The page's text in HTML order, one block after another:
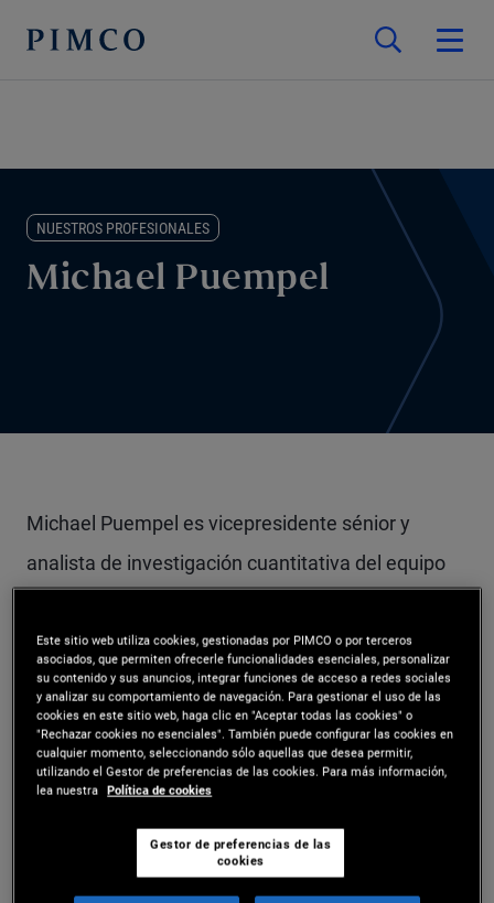
NUESTROS PROFESIONALES
Michael Puempel
Michael Puempel es vicepresidente sénior y
analista de investigación cuantitativa del equipo
PIMCO. Antes de incorporarse a PIMCO en 2025,
ocupó los puestos de estratega macroeconómico
y de divisas en Deutsche Bank, y de estratega
macroeconómico de crédito en Goldman Sachs.
Posee un doctorado, un máster y un máster en
economía de la Universidad de Yale y una
licenciatura en economía de la Universidad McGill
Este sitio web utiliza cookies, gestionadas por PIMCO o por terceros
asociados, que permiten ofrecerle funcionalidades esenciales, personalizar
su contenido y sus anuncios, integrar funciones de acceso a redes sociales
y analizar su comportamiento de navegación. Para gestionar el uso de las
cookies en este sitio web, haga clic en "Aceptar todas las cookies" o
"Rechazar cookies no esenciales". También puede configurar las cookies en
cualquier momento, seleccionando sólo aquellas que desea permitir,
utilizando el Gestor de preferencias de las cookies. Para más información,
lea nuestra Política de cookies
Gestor de preferencias de las
cookies